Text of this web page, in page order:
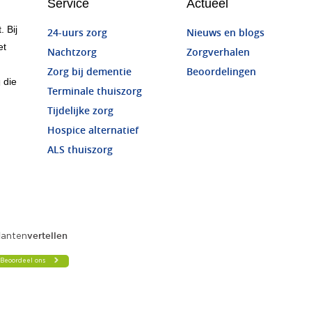
Bij
die
Service
24-uurs zorg
Nachtzorg
Zorg bij dementie
Terminale thuiszorg
Tijdelijke zorg
Hospice alternatief
ALS thuiszorg
Actueel
Nieuws en blogs
Zorgverhalen
Beoordelingen